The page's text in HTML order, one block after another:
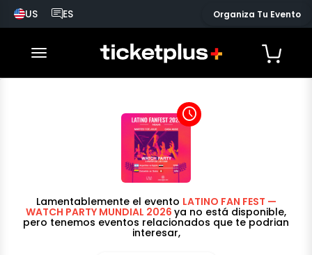
US
País seleccionado, cambiar país
ES
Idioma seleccionado, cambiar idiomaOrganiza Tu Evento
desplegar navegación
access_time
Lamentablemente el evento LATINO FAN FEST —
WATCH PARTY MUNDIAL 2026 ya no está disponible,
pero tenemos eventos relacionados que te podrian
interesar,